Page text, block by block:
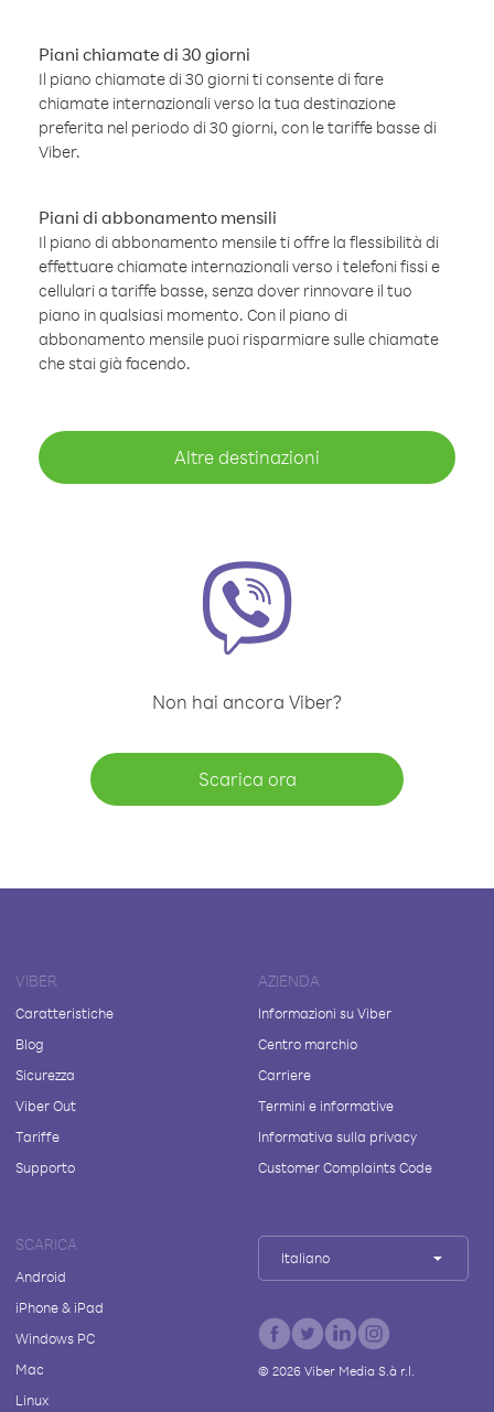
Piani chiamate di 30 giorni
Il piano chiamate di 30 giorni ti consente di fare
chiamate internazionali verso la tua destinazione
preferita nel periodo di 30 giorni, con le tariffe basse di
Viber.
Piani di abbonamento mensili
Il piano di abbonamento mensile ti offre la flessibilità di
effettuare chiamate internazionali verso i telefoni fissi e
cellulari a tariffe basse, senza dover rinnovare il tuo
piano in qualsiasi momento. Con il piano di
abbonamento mensile puoi risparmiare sulle chiamate
che stai già facendo.
Altre destinazioni
Non hai ancora Viber?
Scarica ora
VIBER
Caratteristiche
Blog
Sicurezza
Viber Out
Tariffe
Supporto
AZIENDA
Informazioni su Viber
Centro marchio
Carriere
Termini e informative
Informativa sulla privacy
Customer Complaints Code
SCARICA
Android
iPhone & iPad
Windows PC
Mac
Linux
Italiano
© 2026Viber Media S.à r.l.